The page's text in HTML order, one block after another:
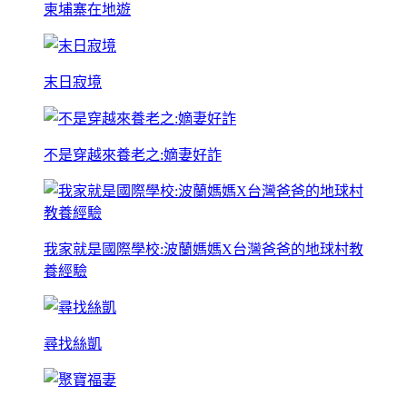
柬埔寨在地遊
末日寂境
不是穿越來養老之:嫡妻好詐
我家就是國際學校:波蘭媽媽X台灣爸爸的地球村教
養經驗
尋找絲凱